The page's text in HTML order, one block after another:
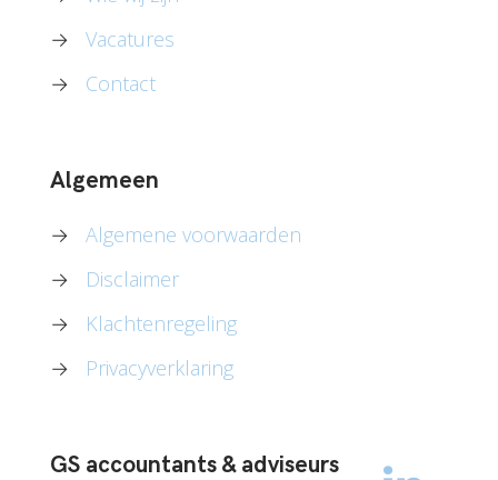
→
Vacatures
→
Contact
Algemeen
→
Algemene voorwaarden
→
Disclaimer
→
Klachtenregeling
→
Privacyverklaring
GS accountants & adviseurs